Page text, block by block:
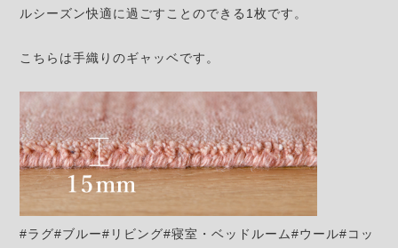
ルシーズン快適に過ごすことのできる1枚です。
こちらは手織りのギャッベです。
#ラグ#ブルー#リビング#寝室・ベッドルーム#ウール#コッ